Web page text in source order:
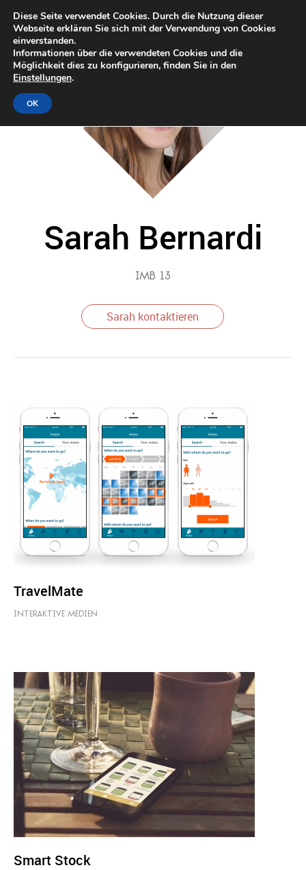
Sarah Bernardi
IMB 13
Sarah kontaktieren
TravelMate
INTERAKTIVE MEDIEN
Smart Stock
Diese Seite verwendet Cookies. Durch die Nutzung dieser
Webseite erklären Sie sich mit der Verwendung von Cookies
einverstanden.
Informationen über die verwendeten Cookies und die
Möglichkeit dies zu konfigurieren, finden Sie in den
Einstellungen.
OK